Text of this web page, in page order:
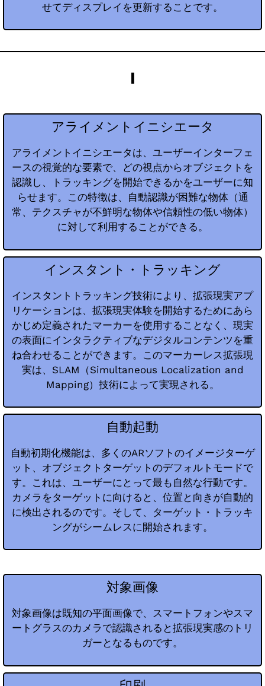
せてディスプレイを更新することです。
I
アライメントイニシエータ
アライメントイニシエータは、ユーザーインターフェ
ースの視覚的な要素で、どの視点からオブジェクトを
認識し、トラッキングを開始できるかをユーザーに知
らせます。この特徴は、自動認識が困難な物体（通
常、テクスチャが不鮮明な物体や信頼性の低い物体）
に対して利用することができる。
インスタント・トラッキング
インスタントトラッキング技術により、拡張現実アプ
リケーションは、拡張現実体験を開始するためにあら
かじめ定義されたマーカーを使用することなく、現実
の表面にインタラクティブなデジタルコンテンツを重
ね合わせることができます。このマーカーレス拡張現
実は、SLAM（Simultaneous Localization and
Mapping）技術によって実現される。
自動起動
自動初期化機能は、多くのARソフトのイメージターゲ
ット、オブジェクトターゲットのデフォルトモードで
す。これは、ユーザーにとって最も自然な行動です。
カメラをターゲットに向けると、位置と向きが自動的
に検出されるのです。そして、ターゲット・トラッキ
ングがシームレスに開始されます。
対象画像
対象画像は既知の平面画像で、スマートフォンやスマ
ートグラスのカメラで認識されると拡張現実感のトリ
ガーとなるものです。